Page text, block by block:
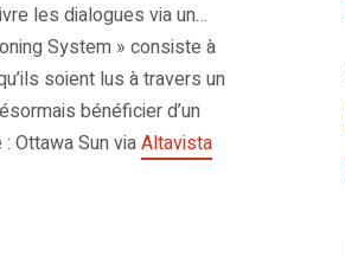
les dialogues via un…
System » consiste à
soient lus à travers un
bénéficier d’un
Ottawa Sun viaAltavista